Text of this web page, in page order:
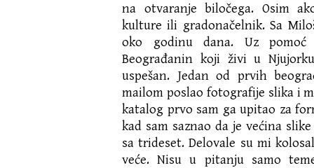
na otvaranje biločega. Osim
kulture ili gradonačelnik. Sa
oko godinu dana. Uz
Beograđanin koji živi u
uspešan. Jedan od prvih
mailom poslao fotografije slika i
katalog prvo sam ga upitao za
kad sam saznao da je većina
sa trideset. Delovale su mi
veće. Nisu u pitanju samo